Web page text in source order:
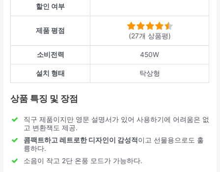
할인 여부
제품 평점
(27개 상품평)
소비전력 450W
설치 형태 탁상형
상품 특징 및 장점
직구 제품이지만 영문 설명서가 있어 사용하기에 어려움은 없
고 변환잭도 제공.
콤팩트하고 레트로한 디자인이 감성적 이고 선물용으로도 훌
륭하다.
소음이 작고 2단 온풍 모드가 가능하다.